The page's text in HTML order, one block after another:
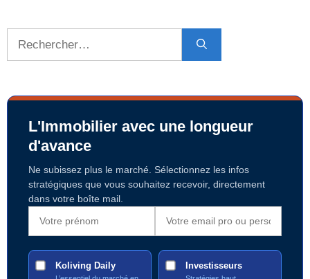
L'Immobilier avec une longueur
d'avance
Ne subissez plus le marché. Sélectionnez les infos
stratégiques que vous souhaitez recevoir, directement
dans votre boîte mail.
Koliving Daily Investisseurs